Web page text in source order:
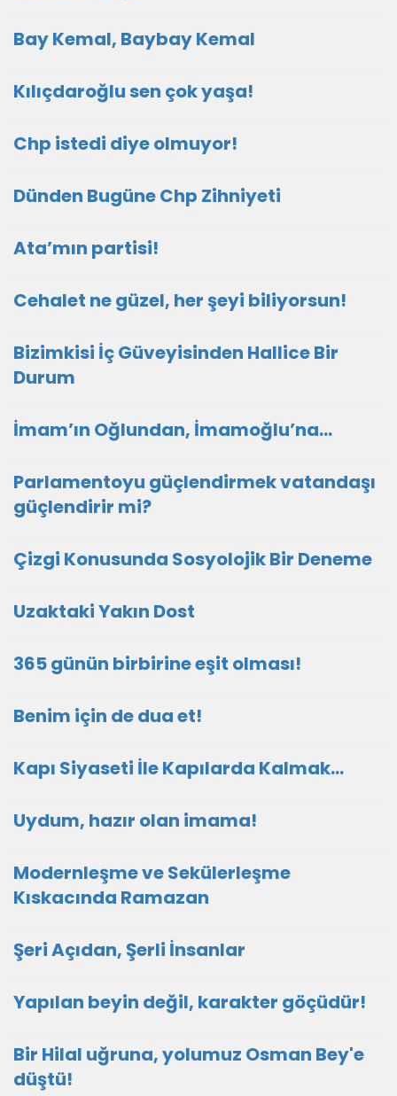
Bay Kemal, Baybay Kemal
Kılıçdaroğlu sen çok yaşa!
Chp istedi diye olmuyor!
Dünden Bugüne Chp Zihniyeti
Ata’mın partisi!
Cehalet ne güzel, her şeyi biliyorsun!
Bizimkisi İç Güveyisinden Hallice Bir
Durum
İmam’ın Oğlundan, İmamoğlu’na…
Parlamentoyu güçlendirmek vatandaşı
güçlendirir mi?
Çizgi Konusunda Sosyolojik Bir Deneme
Uzaktaki Yakın Dost
365 günün birbirine eşit olması!
Benim için de dua et!
Kapı Siyaseti İle Kapılarda Kalmak…
Uydum, hazır olan imama!
Modernleşme ve Sekülerleşme
Kıskacında Ramazan
Şeri Açıdan, Şerli İnsanlar
Yapılan beyin değil, karakter göçüdür!
Bir Hilal uğruna, yolumuz Osman Bey'e
düştü!